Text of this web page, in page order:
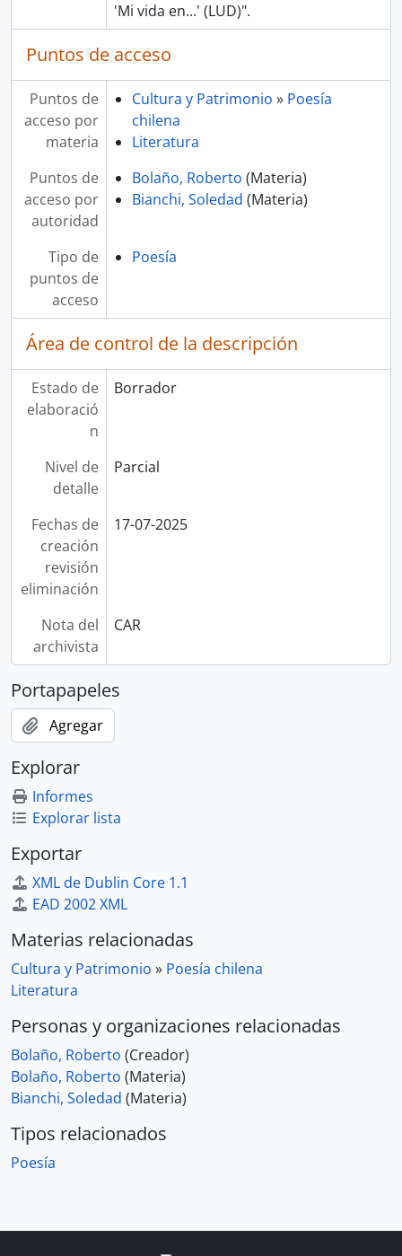
'Mi vida en...' (LUD)".
Puntos de acceso
Puntos de
acceso por
materia
Cultura y Patrimonio » Poesía
chilena
Literatura
Puntos de
acceso por
autoridad
Bolaño, Roberto (Materia)
Bianchi, Soledad (Materia)
Tipo de
puntos de
acceso
Poesía
Área de control de la descripción
Estado de
elaboració
n
Borrador
Nivel de
detalle
Parcial
Fechas de
creación
revisión
eliminación
17-07-2025
Nota del
archivista
CAR
Portapapeles
Agregar
Explorar
Informes
Explorar lista
Exportar
XML de Dublin Core 1.1
EAD 2002 XML
Materias relacionadas
Cultura y Patrimonio » Poesía chilena
Literatura
Personas y organizaciones relacionadas
Bolaño, Roberto (Creador)
Bolaño, Roberto (Materia)
Bianchi, Soledad (Materia)
Tipos relacionados
Poesía